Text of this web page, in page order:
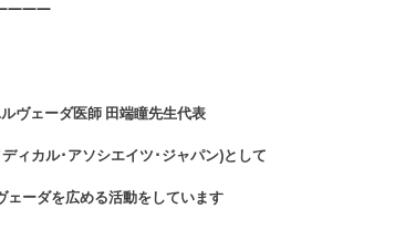
ヴェーダ医師 田端瞳先生代表
ィカル･アソシエイツ･ジャパン)として
ェーダを広める活動をしています